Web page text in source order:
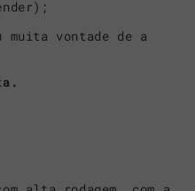
vontade de a